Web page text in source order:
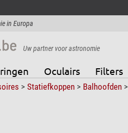
in Europa
Uw partner voor astronomie
Oculairs Filters
> Statiefkoppen> Balhoofden>